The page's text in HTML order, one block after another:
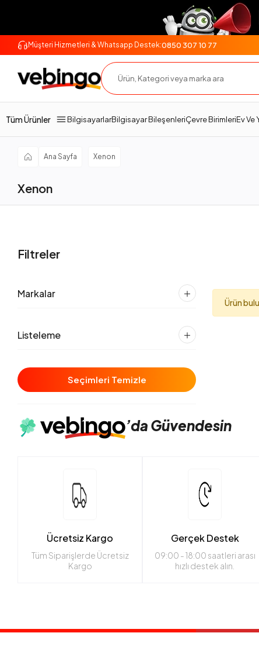
Müşteri Hizmetleri & Whatsapp Destek:0850 307 10 77
Tüm Ürünler BilgisayarlarBilgisayar BileşenleriÇevre BirimleriEv Ve
Ana Sayfa Xenon
Xenon
Filtreler
Markalar
Listeleme
Seçimleri Temizle
Ürün
’da Güvendesin
Ücretsiz Kargo
Tüm Siparişlerde Ücretsiz
Kargo
Gerçek Destek
09:00 - 18:00 saatleri arası
hızlı destek alın.